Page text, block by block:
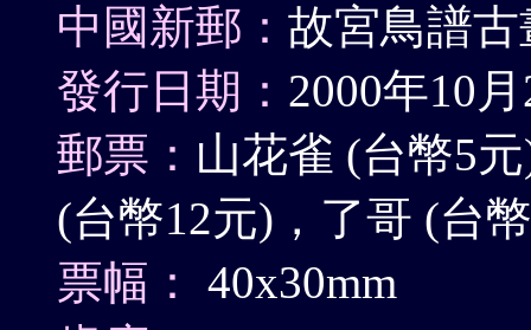
中國新郵： 故宮鳥譜
發行日期： 2000年10
郵票： 山花雀 (台幣5
(台幣12元)，了哥 (台
票幅：
40x30mm